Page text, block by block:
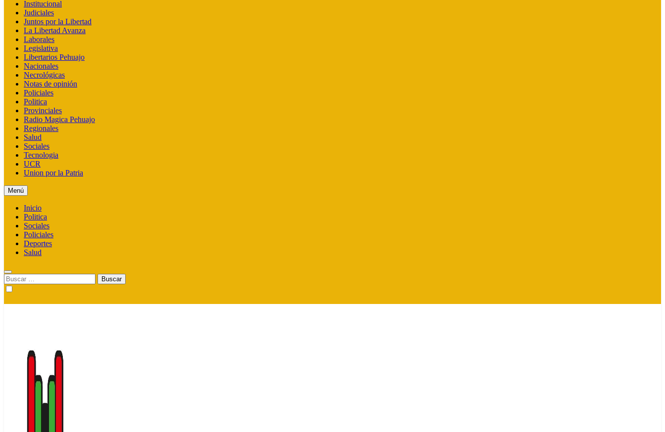
Institucional
Judiciales
Juntos por la Libertad
La Libertad Avanza
Laborales
Legislativa
Libertarios Pehuajo
Nacionales
Necrológicas
Notas de opinión
Policiales
Politica
Provinciales
Radio Magica Pehuajo
Regionales
Salud
Sociales
Tecnologia
UCR
Union por la Patria
Menú
Inicio
Politica
Sociales
Policiales
Deportes
Salud
Buscar: